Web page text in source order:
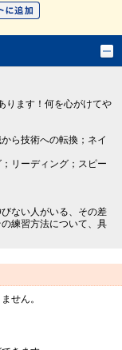
ります！何を心がけてや
ら技術への転換；ネイ
リーディング；スピー
ない人がいる、その差
練習方法について、具
せん。